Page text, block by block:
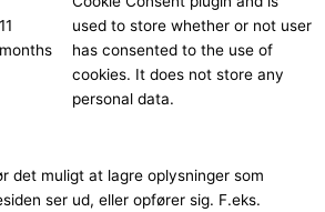
11
months
used to store whether or not user
has consented to the use of
cookies. It does not store any
personal data.
det muligt at lagre oplysninger som
ser ud, eller opfører sig. F.eks.